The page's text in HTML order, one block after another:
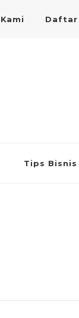
Daftar
Tips Bisnis